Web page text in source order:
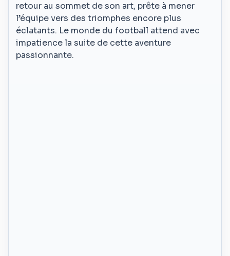
retour au sommet de son art, prête à mener
l’équipe vers des triomphes encore plus
éclatants. Le monde du football attend avec
impatience la suite de cette aventure
passionnante.